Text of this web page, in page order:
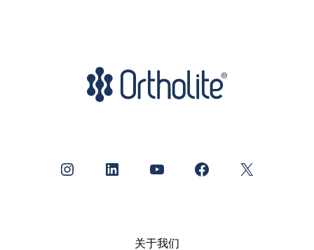
Instagram LinkedIn YouTube Facebook X
关于我们